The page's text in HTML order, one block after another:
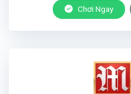
Chơi Ngay